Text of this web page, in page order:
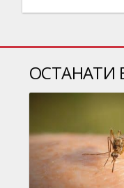
ОСТАНАТИ